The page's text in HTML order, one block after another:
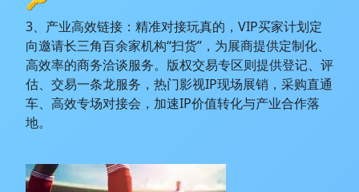
3、产业高效链接：精准对接玩真的，VIP买家计划定
向邀请长三角百余家机构“扫货”，为展商提供定制化、
高效率的商务洽谈服务。版权交易专区则提供登记、评
估、交易一条龙服务，热门影视IP现场展销，采购直通
车、高效专场对接会，加速IP价值转化与产业合作落
地。